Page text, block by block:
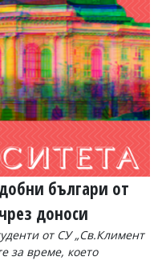
българи от
доноси
от СУ „Св.Климент
за време, което